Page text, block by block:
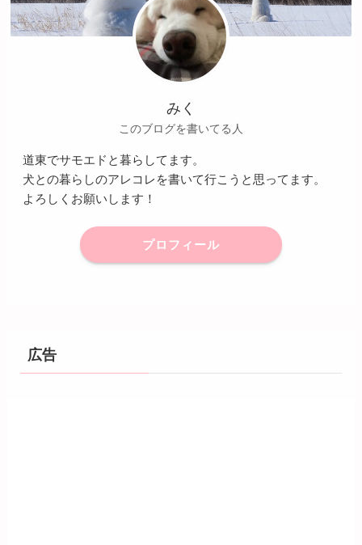
みく
このブログを書いてる人
道東でサモエドと暮らしてます。
犬との暮らしのアレコレを書いて行こうと思ってます。
よろしくお願いします！
プロフィール
広告